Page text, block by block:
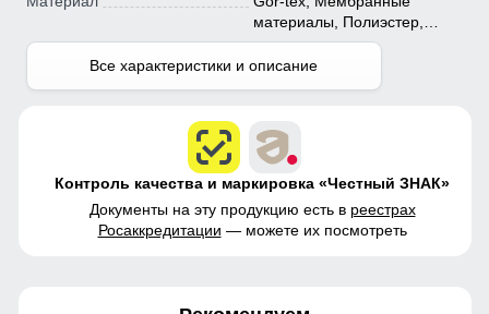
материалы, Полиэстер,
Плащевка, Тефлон, Ткань,
Экологичные материалы
Все характеристики и описание
Контроль качества и маркировка «Честный ЗНАК»
Документы на эту продукцию есть в реестрах
Росаккредитации — можете их посмотреть